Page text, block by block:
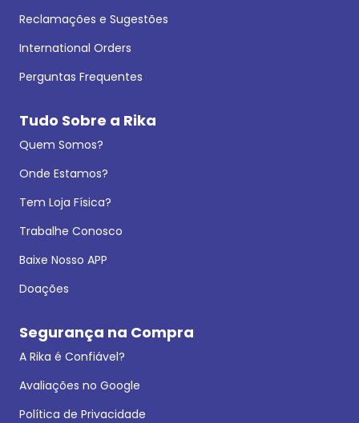
Reclamações e Sugestões
International Orders
Perguntas Frequentes
Tudo Sobre a Rika
Quem Somos?
Onde Estamos?
Tem Loja Física?
Trabalhe Conosco
Baixe Nosso APP
Doações
Segurança na Compra
A Rika é Confiável?
Avaliações no Google
Política de Privacidade